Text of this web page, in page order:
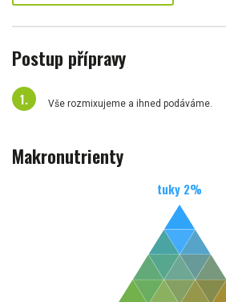
Postup přípravy
Vše rozmixujeme a ihned podáváme.
Makronutrienty
tuky 2%